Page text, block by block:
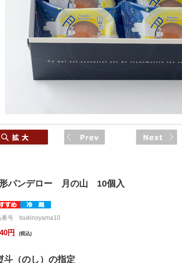
パンデロー 月の山 10個入
番号 tsukinoyama10
円 (税込)